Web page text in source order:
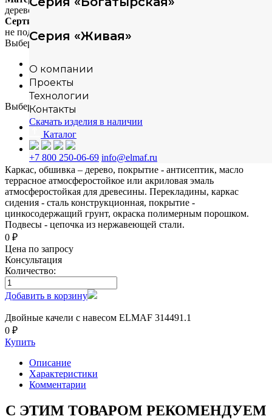
Серия «Живая»
О компании
Проекты
Технологии
Контакты
Скачать изделия в наличии
Каталог
+7 800 250-06-69 info@elmaf.ru
дерево+металл
Сертификация
не подлежит сертификации
Выберите материал
сосна
лиственница
-
Выберите способ монтажа
на бетонную плиту
в грунт
-
Каркас, обшивка – дерево, покрытие - антисептик, масло
террасное атмосферостойкое или акриловая эмаль
атмосферостойкая для древесины. Перекладины, каркас
сидения - сталь конструкционная, покрытие -
цинкосодержащий грунт, окраска полимерным порошком.
Подвесы - цепочка из нержавеющей стали.
0 ₽
Цена по запросу
Консультация
Количество:
Добавить в корзину
Двойные качели с навесом ELMAF 314491.1
0 ₽
Купить
Описание
Характеристики
Комментарии
С ЭТИМ ТОВАРОМ РЕКОМЕНДУЕМ